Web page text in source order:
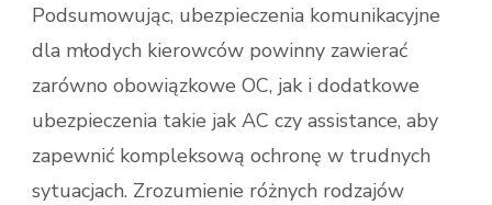
Podsumowując, ubezpieczenia komunikacyjne
dla młodych kierowców powinny zawierać
zarówno obowiązkowe OC, jak i dodatkowe
ubezpieczenia takie jak AC czy assistance, aby
zapewnić kompleksową ochronę w trudnych
sytuacjach. Zrozumienie różnych rodzajów